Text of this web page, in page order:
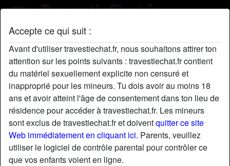
Accepte ce qui suit :
Avant d'utiliser travestiechat.fr, nous souhaitons attirer ton
attention sur les points suivants : travestiechat.fr contient
du matériel sexuellement explicite non censuré et
inapproprié pour les mineurs. Tu dois avoir au moins 18
ans et avoir atteint l'âge de consentement dans ton lieu de
résidence pour accéder à travestiechat.fr. Les mineurs
sont exclus de travestiechat.fr et doiventquitter ce site
Web immédiatement en cliquant ici. Parents, veuillez
utiliser le logiciel de contrôle parental pour contrôler ce
que vos enfants voient en ligne.
Profil de Mexicotg59